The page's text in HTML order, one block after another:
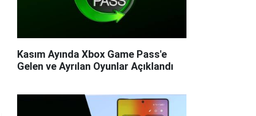
Kasım Ayında Xbox Game Pass'e
Gelen ve Ayrılan Oyunlar Açıklandı